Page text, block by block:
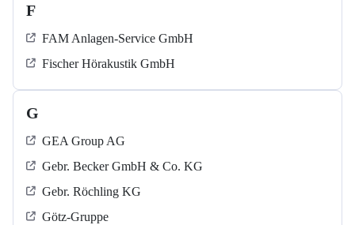
F
FAM Anlagen-Service GmbH
Fischer Hörakustik GmbH
G
GEA Group AG
Gebr. Becker GmbH & Co. KG
Gebr. Röchling KG
Götz-Gruppe